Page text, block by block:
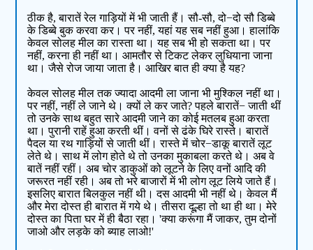
ठीक है, बारातें रेल गाड़ियों में भी जाती हैं। सौ-सौ, दो−दो सौ डिब्बे
के डिब्बे बुक करवा कर। पर नहीं, यहां यह सब नहीं हुआ। हालांकि
केवल सोलह मील का रास्ता था। यह सब भी हो सकता था। पर
नहीं, करना ही नहीं था। आमतौर से टिकट लेकर लुधियाना जाना
था। जैसे रोज जाया जाता है। आखिर बात ही क्या है यह?
केवल सोलह मील तक ज्यादा आदमी ला जाना भी मुश्किल नहीं था।
पर नहीं, नहीं ले जाने थे। क्यों ले कर जाते? पहले बारातें− जाती थीं
तो उनके साथ बहुत सारे आदमी जाने का कोई मतलब हुआ करता
था। पुरानी राहें हुआ करती थीं। वनों से ढंके घिरे रास्ते। बारातें
पैदल या रथ गाड़ियों से जाती थीं। रास्ते में चोर−डाकू बारातें लूट
लेते थे। साथ में लोग होते थे तो उनका मुकाबला करते थे। अब वे
बातें नहीं रहीं। अब चोर डाकुओं को लूटने के लिए वनों आदि की
जरूरत नहीं रही। अब तो भरे बाजारों में भी लोग लूट लिये जाते हैं।
इसलिए बारात बिलकुल नहीं थी। दस आदमी भी नहीं थे। केवल मैं
और मेरा दोस्त ही बारात में गये थे। तीसरा दूल्हा तो था ही था। मेरे
दोस्त का पिता घर में ही बैठा रहा। 'क्या करूंगा मैं जाकर, तुम दोनों
जाओ और लड़के को ब्याह लाओ!'